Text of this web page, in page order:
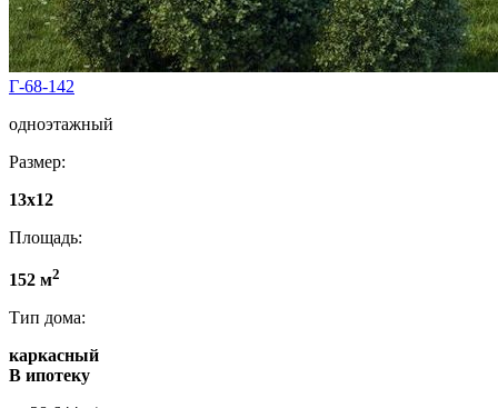
Г-68-142
одноэтажный
Размер:
13х12
Площадь:
152 м2
Тип дома:
каркасный
В ипотеку